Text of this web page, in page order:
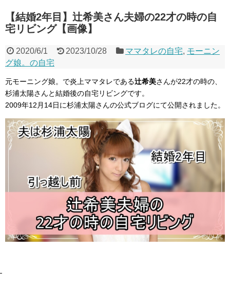
【結婚2年目】辻希美さん夫婦の22才の時の自
宅リビング【画像】
2020/6/1 2023/10/28 ママタレの自宅, モーニン
グ娘。の自宅
元モーニング娘。で炎上ママタレである辻希美さんが22才の時の、
杉浦太陽さんと結婚後の自宅リビングです。
2009年12月14日に杉浦太陽さんの公式ブログにて公開されました。